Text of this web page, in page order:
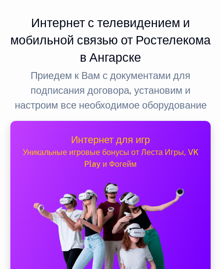
Интернет с телевидением и
мобильной связью от Ростелекома
в Ангарске
Приедем к Вам с документами для
подписания договора, установим и
настроим все необходимое оборудование
Интернет для игр
Уникальные игровые бонусы от Леста Игры, VK
Play и Фогейм